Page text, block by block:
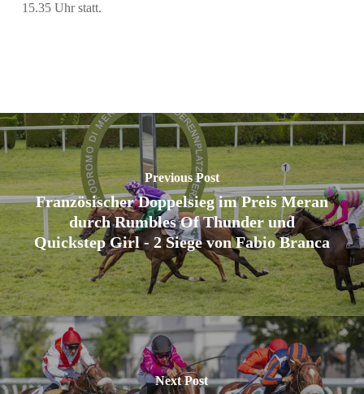
15.35 Uhr statt.
Previous Post
Französischer Doppelsieg im Preis Meran
durch Rumbles Of Thunder und
Quickstep Girl - 2 Siege von Fabio Branca
Next Post